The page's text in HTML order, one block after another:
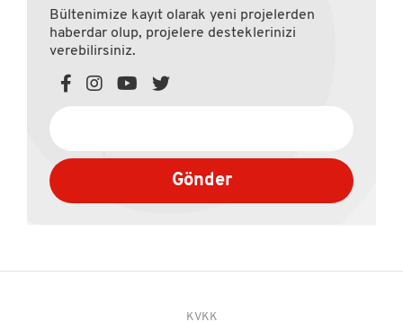
Bültenimize kayıt olarak yeni projelerden
haberdar olup, projelere desteklerinizi
verebilirsiniz.
Gönder
KVKK